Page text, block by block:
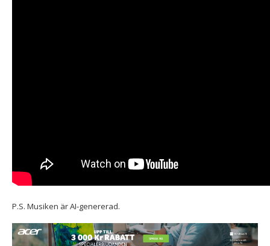
P.S. Musiken är AI-genererad.